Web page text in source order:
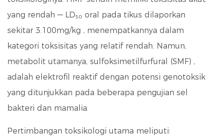
yang rendah — LD₅₀ oral pada tikus dilaporkan
sekitar 3.100mg/kg , menempatkannya dalam
kategori toksisitas yang relatif rendah. Namun,
metabolit utamanya, sulfoksimetilfurfural (SMF) ,
adalah elektrofil reaktif dengan potensi genotoksik
yang ditunjukkan pada beberapa pengujian sel
bakteri dan mamalia.
Pertimbangan toksikologi utama meliputi: